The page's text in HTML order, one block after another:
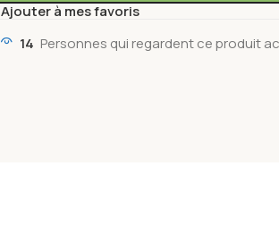
Ajouter à mes favoris
14 Personnes qui regardent ce produit